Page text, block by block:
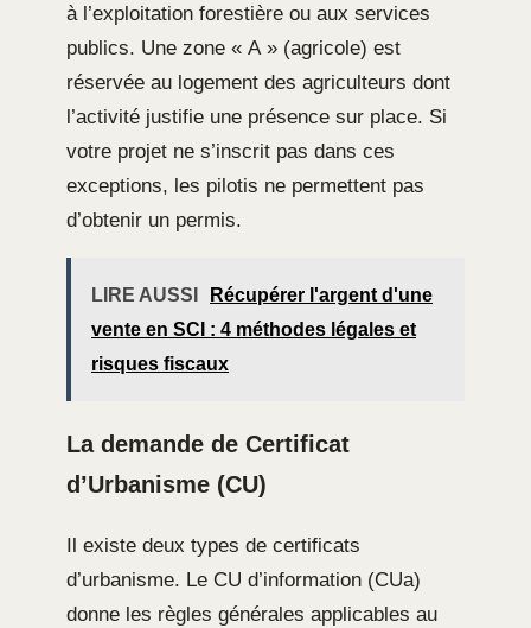
à l’exploitation forestière ou aux services
publics. Une zone « A » (agricole) est
réservée au logement des agriculteurs dont
l’activité justifie une présence sur place. Si
votre projet ne s’inscrit pas dans ces
exceptions, les pilotis ne permettent pas
d’obtenir un permis.
LIRE AUSSI
Récupérer l'argent d'une
vente en SCI : 4 méthodes légales et
risques fiscaux
La demande de Certificat
d’Urbanisme (CU)
Il existe deux types de certificats
d’urbanisme. Le CU d’information (CUa)
donne les règles générales applicables au